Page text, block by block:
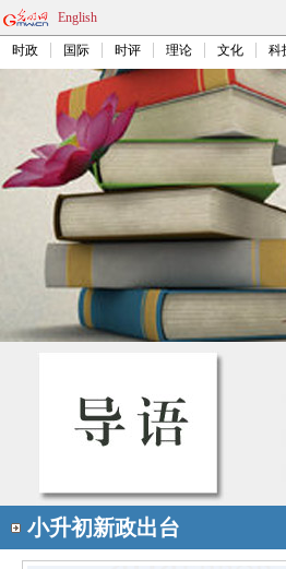
English
时政 国际 时评 理论 文化 科
小升初新政出台